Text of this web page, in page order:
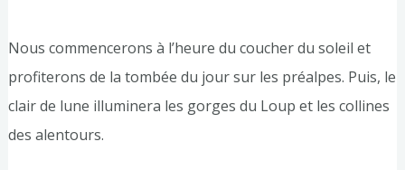
Nous commencerons à l’heure du coucher du soleil et
profiterons de la tombée du jour sur les préalpes. Puis, le
clair de lune illuminera les gorges du Loup et les collines
des alentours.